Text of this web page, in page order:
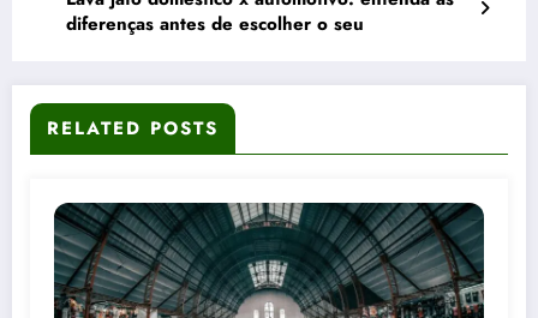
diferenças antes de escolher o seu
RELATED POSTS